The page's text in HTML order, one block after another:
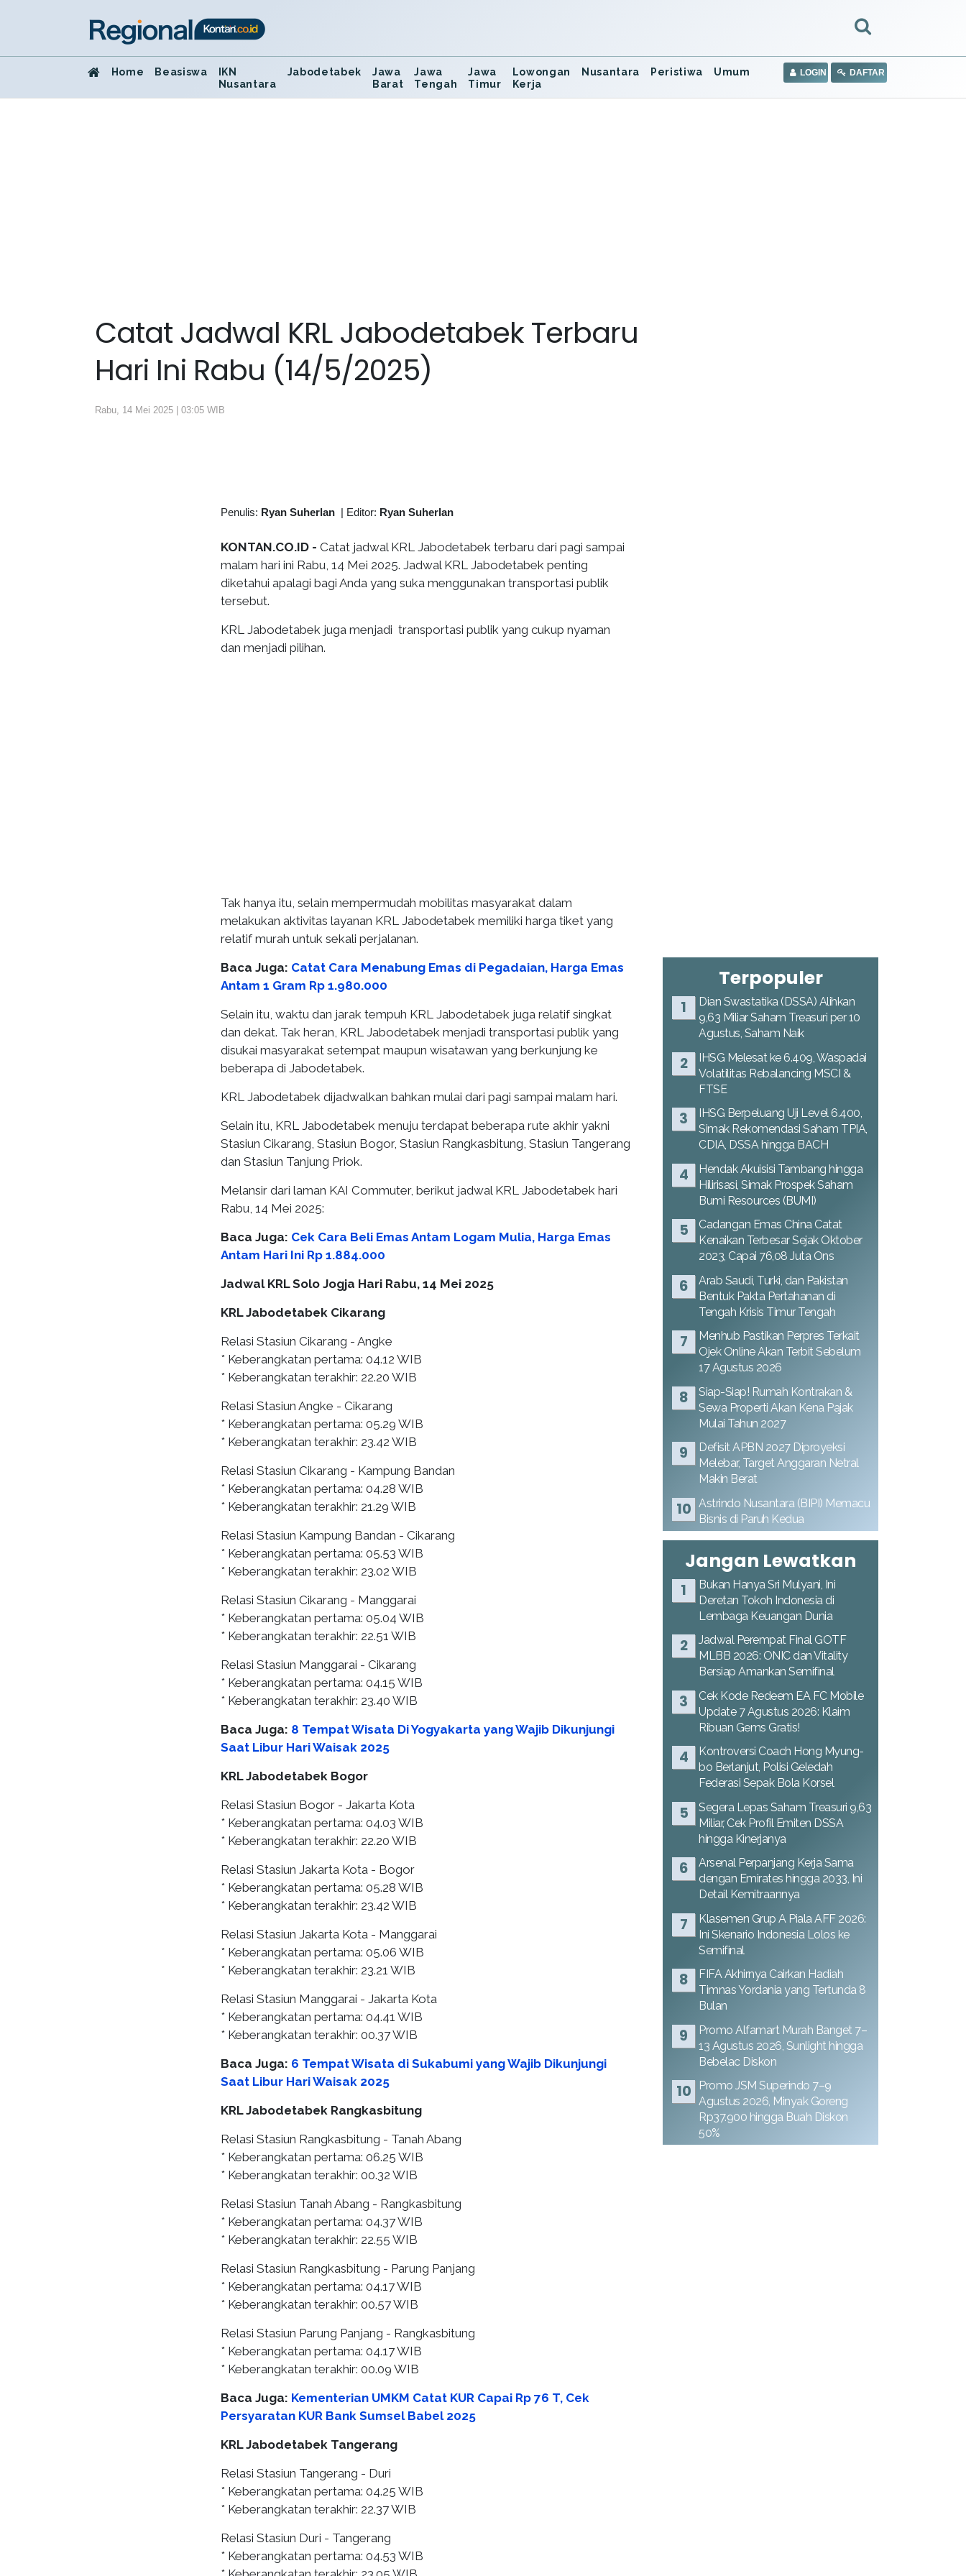
Home Beasiswa
IKN
Nusantara
Jabodetabek
Jawa
Barat
Jawa
Tengah
Jawa
Timur
Lowongan
Kerja
Nusantara Peristiwa Umum LOGIN DAFTAR
Catat Jadwal KRL Jabodetabek Terbaru
Hari Ini Rabu (14/5/2025)
Rabu, 14 Mei 2025 | 03:05 WIB
Penulis: Ryan Suherlan | Editor: Ryan Suherlan
KONTAN.CO.ID - Catat jadwal KRL Jabodetabek terbaru dari pagi sampai
malam hari ini Rabu, 14 Mei 2025. Jadwal KRL Jabodetabek penting
diketahui apalagi bagi Anda yang suka menggunakan transportasi publik
tersebut.
KRL Jabodetabek juga menjadi transportasi publik yang cukup nyaman
dan menjadi pilihan.
Tak hanya itu, selain mempermudah mobilitas masyarakat dalam
melakukan aktivitas layanan KRL Jabodetabek memiliki harga tiket yang
relatif murah untuk sekali perjalanan.
Baca Juga: Catat Cara Menabung Emas di Pegadaian, Harga Emas
Antam 1 Gram Rp 1.980.000
Selain itu, waktu dan jarak tempuh KRL Jabodetabek juga relatif singkat
dan dekat. Tak heran, KRL Jabodetabek menjadi transportasi publik yang
disukai masyarakat setempat maupun wisatawan yang berkunjung ke
beberapa di Jabodetabek.
KRL Jabodetabek dijadwalkan bahkan mulai dari pagi sampai malam hari.
Selain itu, KRL Jabodetabek menuju terdapat beberapa rute akhir yakni
Stasiun Cikarang, Stasiun Bogor, Stasiun Rangkasbitung, Stasiun Tangerang
dan Stasiun Tanjung Priok.
Melansir dari laman KAI Commuter, berikut jadwal KRL Jabodetabek hari
Rabu, 14 Mei 2025:
Baca Juga: Cek Cara Beli Emas Antam Logam Mulia, Harga Emas
Antam Hari Ini Rp 1.884.000
Jadwal KRL Solo Jogja Hari Rabu, 14 Mei 2025
KRL Jabodetabek Cikarang
Relasi Stasiun Cikarang - Angke
* Keberangkatan pertama: 04.12 WIB
* Keberangkatan terakhir: 22.20 WIB
Relasi Stasiun Angke - Cikarang
* Keberangkatan pertama: 05.29 WIB
* Keberangkatan terakhir: 23.42 WIB
Relasi Stasiun Cikarang - Kampung Bandan
* Keberangkatan pertama: 04.28 WIB
* Keberangkatan terakhir: 21.29 WIB
Relasi Stasiun Kampung Bandan - Cikarang
* Keberangkatan pertama: 05.53 WIB
* Keberangkatan terakhir: 23.02 WIB
Relasi Stasiun Cikarang - Manggarai
* Keberangkatan pertama: 05.04 WIB
* Keberangkatan terakhir: 22.51 WIB
Relasi Stasiun Manggarai - Cikarang
* Keberangkatan pertama: 04.15 WIB
* Keberangkatan terakhir: 23.40 WIB
Baca Juga: 8 Tempat Wisata Di Yogyakarta yang Wajib Dikunjungi
Saat Libur Hari Waisak 2025
KRL Jabodetabek Bogor
Relasi Stasiun Bogor - Jakarta Kota
* Keberangkatan pertama: 04.03 WIB
* Keberangkatan terakhir: 22.20 WIB
Relasi Stasiun Jakarta Kota - Bogor
* Keberangkatan pertama: 05.28 WIB
* Keberangkatan terakhir: 23.42 WIB
Relasi Stasiun Jakarta Kota - Manggarai
* Keberangkatan pertama: 05.06 WIB
* Keberangkatan terakhir: 23.21 WIB
Relasi Stasiun Manggarai - Jakarta Kota
* Keberangkatan pertama: 04.41 WIB
* Keberangkatan terakhir: 00.37 WIB
Baca Juga: 6 Tempat Wisata di Sukabumi yang Wajib Dikunjungi
Saat Libur Hari Waisak 2025
KRL Jabodetabek Rangkasbitung
Relasi Stasiun Rangkasbitung - Tanah Abang
* Keberangkatan pertama: 06.25 WIB
* Keberangkatan terakhir: 00.32 WIB
Relasi Stasiun Tanah Abang - Rangkasbitung
* Keberangkatan pertama: 04.37 WIB
* Keberangkatan terakhir: 22.55 WIB
Relasi Stasiun Rangkasbitung - Parung Panjang
* Keberangkatan pertama: 04.17 WIB
* Keberangkatan terakhir: 00.57 WIB
Relasi Stasiun Parung Panjang - Rangkasbitung
* Keberangkatan pertama: 04.17 WIB
* Keberangkatan terakhir: 00.09 WIB
Baca Juga: Kementerian UMKM Catat KUR Capai Rp 76 T, Cek
Persyaratan KUR Bank Sumsel Babel 2025
KRL Jabodetabek Tangerang
Relasi Stasiun Tangerang - Duri
* Keberangkatan pertama: 04.25 WIB
* Keberangkatan terakhir: 22.37 WIB
Relasi Stasiun Duri - Tangerang
* Keberangkatan pertama: 04.53 WIB
Terpopuler
Dian Swastatika (DSSA) Alihkan
9,63 Miliar Saham Treasuri per 10
Agustus, Saham Naik
IHSG Melesat ke 6.409, Waspadai
Volatilitas Rebalancing MSCI &
FTSE
IHSG Berpeluang Uji Level 6.400,
Simak Rekomendasi Saham TPIA,
CDIA, DSSA hingga BACH
Hendak Akuisisi Tambang hingga
Hilirisasi, Simak Prospek Saham
Bumi Resources (BUMI)
Cadangan Emas China Catat
Kenaikan Terbesar Sejak Oktober
2023, Capai 76,08 Juta Ons
Arab Saudi, Turki, dan Pakistan
Bentuk Pakta Pertahanan di
Tengah Krisis Timur Tengah
Menhub Pastikan Perpres Terkait
Ojek Online Akan Terbit Sebelum
17 Agustus 2026
Siap-Siap! Rumah Kontrakan &
Sewa Properti Akan Kena Pajak
Mulai Tahun 2027
Defisit APBN 2027 Diproyeksi
Melebar, Target Anggaran Netral
Makin Berat
Astrindo Nusantara (BIPI) Memacu
Bisnis di Paruh Kedua
Jangan Lewatkan
Bukan Hanya Sri Mulyani, Ini
Deretan Tokoh Indonesia di
Lembaga Keuangan Dunia
Jadwal Perempat Final GOTF
MLBB 2026: ONIC dan Vitality
Bersiap Amankan Semifinal
Cek Kode Redeem EA FC Mobile
Update 7 Agustus 2026: Klaim
Ribuan Gems Gratis!
Kontroversi Coach Hong Myung-
bo Berlanjut, Polisi Geledah
Federasi Sepak Bola Korsel
Segera Lepas Saham Treasuri 9,63
Miliar, Cek Profil Emiten DSSA
hingga Kinerjanya
Arsenal Perpanjang Kerja Sama
dengan Emirates hingga 2033, Ini
Detail Kemitraannya
Klasemen Grup A Piala AFF 2026:
Ini Skenario Indonesia Lolos ke
Semifinal
FIFA Akhirnya Cairkan Hadiah
Timnas Yordania yang Tertunda 8
Bulan
Promo Alfamart Murah Banget 7–
13 Agustus 2026, Sunlight hingga
Bebelac Diskon
Promo JSM Superindo 7–9
Agustus 2026, Minyak Goreng
Rp37.900 hingga Buah Diskon
50%